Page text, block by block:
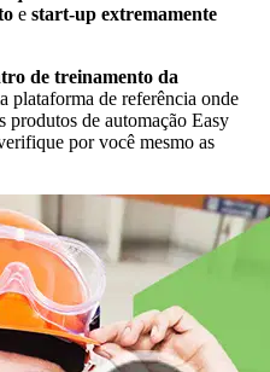
e start-up extremamente
de treinamento da
plataforma de referência onde
produtos de automação Easy
por você mesmo as